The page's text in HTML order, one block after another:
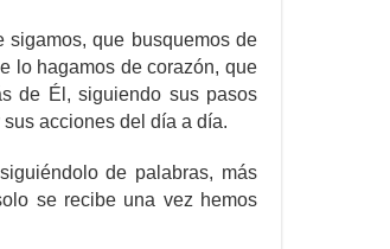
que busquemos de
lo hagamos de corazón, que
de Él, siguiendo sus pasos
acciones del día a día.
de palabras, más
se recibe una vez hemos